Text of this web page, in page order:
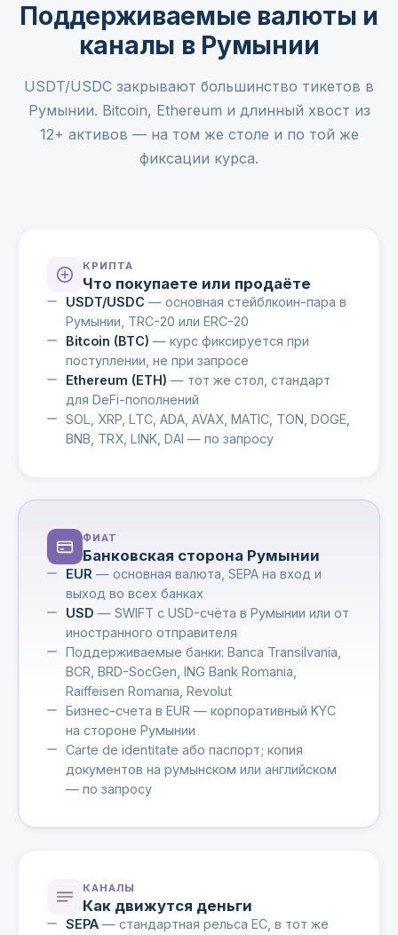
Поддерживаемые валюты и
каналы в Румынии
USDT/USDC закрывают большинство тикетов в
Румынии. Bitcoin, Ethereum и длинный хвост из
12+ активов — на том же столе и по той же
фиксации курса.
КРИПТА
Что покупаете или продаёте
USDT/USDC — основная стейблкоин-пара в
Румынии, TRC-20 или ERC-20
Bitcoin (BTC) — курс фиксируется при
поступлении, не при запросе
Ethereum (ETH) — тот же стол, стандарт
для DeFi-пополнений
SOL, XRP, LTC, ADA, AVAX, MATIC, TON, DOGE,
BNB, TRX, LINK, DAI — по запросу
ФИАТ
Банковская сторона Румынии
EUR — основная валюта, SEPA на вход и
выход во всех банках
USD — SWIFT с USD-счёта в Румынии или от
иностранного отправителя
Поддерживаемые банки: Banca Transilvania,
BCR, BRD-SocGen, ING Bank Romania,
Raiffeisen Romania, Revolut
Бизнес-счета в EUR — корпоративный KYC
на стороне Румынии
Carte de identitate або паспорт; копия
документов на румынском или английском
— по запросу
КАНАЛЫ
Как движутся деньги
SEPA— стандартная рельса ЕС, в тот же